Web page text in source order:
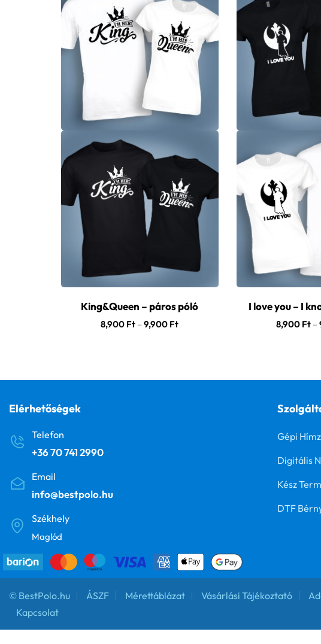
King&Queen – páros póló
8,900 Ft – 9,900 Ft
I love you – I
8,900 Ft –
Elérhetőségek
Telefon
+36 70 741 2990
Email
info@bestpolo.hu
Székhely
Maglód
Gépi
Digitális
Kész
DTF
© BestPolo.hu ÁSZF Mérettáblázat Vásárlási Tájékoztató
Kapcsolat